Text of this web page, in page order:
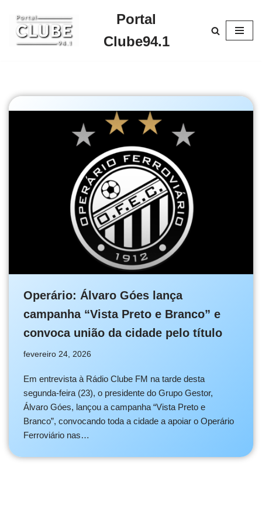
Pular
para
Portal
Clube94.1
Operário: Álvaro Góes lança
campanha “Vista Preto e Branco” e
convoca união da cidade pelo título
fevereiro 24, 2026
Em entrevista à Rádio Clube FM na tarde desta
segunda-feira (23), o presidente do Grupo Gestor,
Álvaro Góes, lançou a campanha “Vista Preto e
Branco”, convocando toda a cidade a apoiar o Operário
Ferroviário nas…